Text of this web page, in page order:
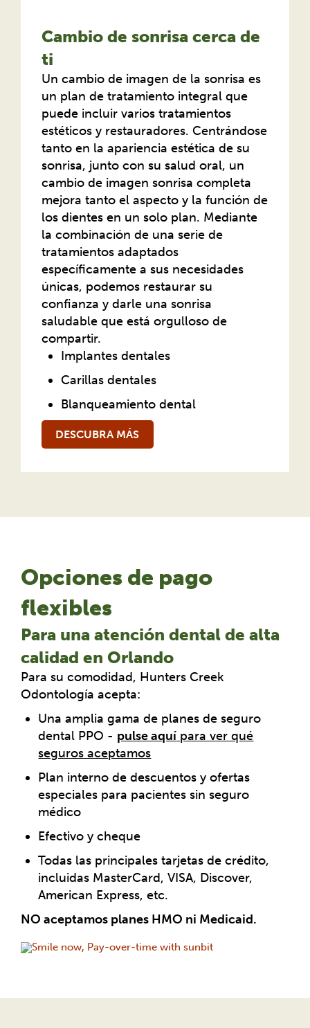
Cambio de sonrisa cerca de
ti
Un cambio de imagen de la sonrisa es
un plan de tratamiento integral que
puede incluir varios tratamientos
estéticos y restauradores. Centrándose
tanto en la apariencia estética de su
sonrisa, junto con su salud oral, un
cambio de imagen sonrisa completa
mejora tanto el aspecto y la función de
los dientes en un solo plan. Mediante
la combinación de una serie de
tratamientos adaptados
específicamente a sus necesidades
únicas, podemos restaurar su
confianza y darle una sonrisa
saludable que está orgulloso de
compartir.
Implantes dentales
Carillas dentales
Blanqueamiento dental
DESCUBRA MÁS
Opciones de pago
flexibles
Para una atención dental de alta
calidad en Orlando
Para su comodidad, Hunters Creek
Odontología acepta:
Una amplia gama de planes de seguro
dental PPO - pulse aquí para ver qué
seguros aceptamos
Plan interno de descuentos y ofertas
especiales para pacientes sin seguro
médico
Efectivo y cheque
Todas las principales tarjetas de crédito,
incluidas MasterCard, VISA, Discover,
American Express, etc.
NO aceptamos planes HMO ni Medicaid.